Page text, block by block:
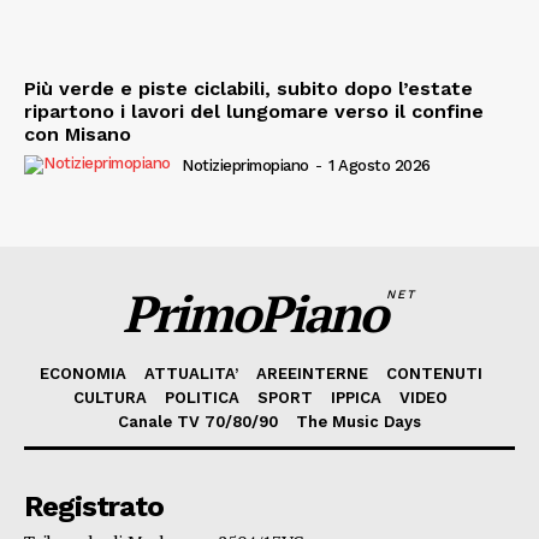
Più verde e piste ciclabili, subito dopo l’estate
ripartono i lavori del lungomare verso il confine
con Misano
Notizieprimopiano - 1 Agosto 2026
PrimoPianoNET
ECONOMIA ATTUALITA’ AREEINTERNE
CONTENUTI
CULTURA
POLITICA SPORT IPPICA
VIDEO
Canale TV 70/80/90
The Music Days
Registrato